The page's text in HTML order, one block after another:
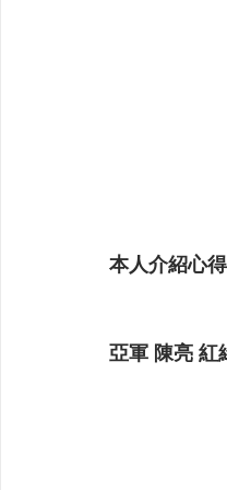
本人介紹心
亞軍 陳亮 紅